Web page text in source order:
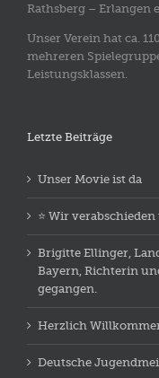
Rathsberg – Erlangen
Unser Verein hat ca.
mehreren
Leistungsklassen.
Letzte Beiträge
Unser Movie ist da
⭐️ Wir
Brigitte Ellinger,
Bayern, Richterin
gegangen.
Herzlich
Deutsche